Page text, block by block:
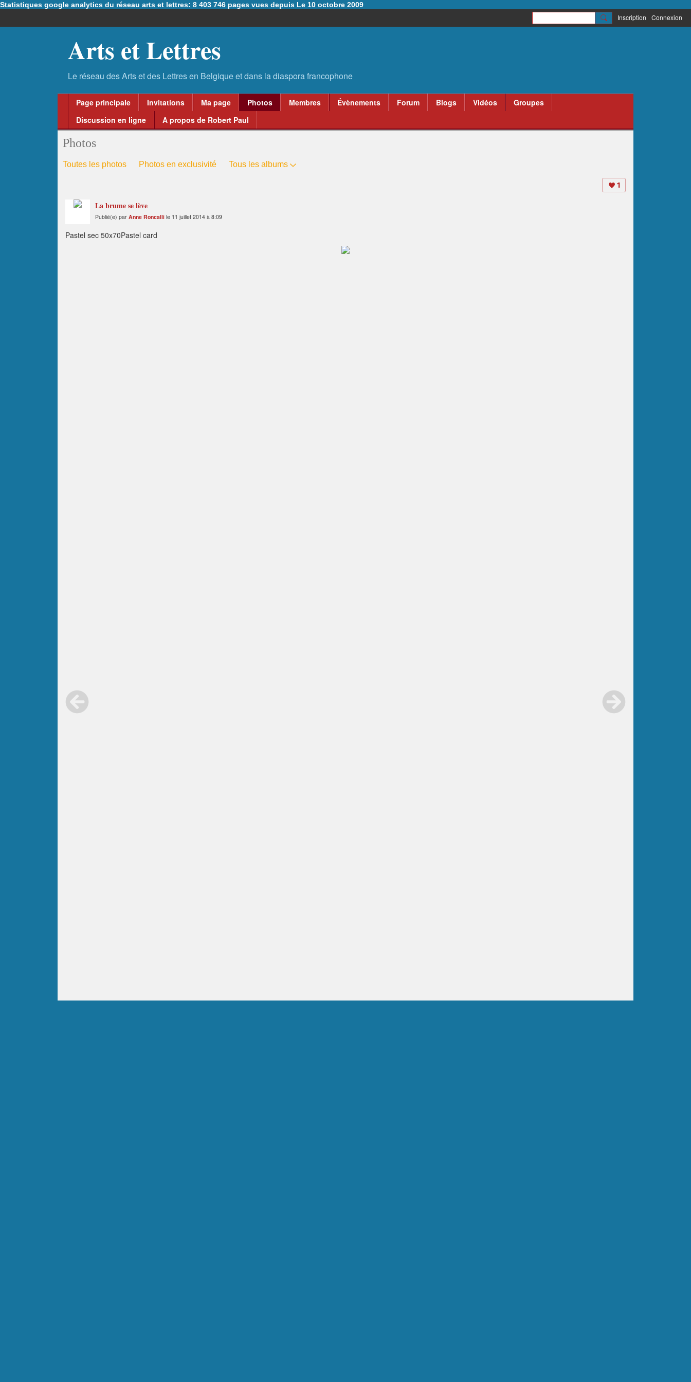
Statistiques google analytics du réseau arts et lettres: 8 403 746 pages vues depuis Le 10 octobre 2009
Inscription Connexion
Arts et Lettres
Page principale Invitations Ma page Photos Membres Évènements Forum Blogs Vidéos
Groupes
Discussion en ligne
A propos de Robert Paul
Photos
Toutes les photos Photos en exclusivité Tous les albums
1
La brume se lève
Publié(e) par Anne Roncalli le 11 juillet 2014 à 8:09
Pastel sec 50x70Pastel card